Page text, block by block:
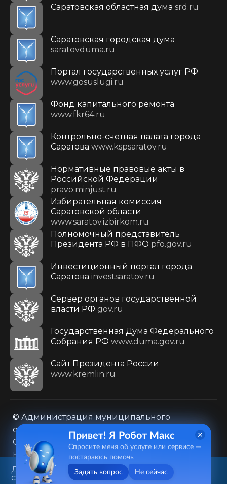
Саратовская областная дума srd.ru
Саратовская городская дума
saratovduma.ru
Портал государственных услуг РФ
www.gosuslugi.ru
Фонд капитального ремонта
www.fkr64.ru
Контрольно-счетная палата города
Саратова www.kspsaratov.ru
Нормативные правовые акты в
Российской Федерации
pravo.minjust.ru
Избирательная комиссия
Саратовской области
www.saratov.izbirkom.ru
Полномочный представитель
Президента РФ в ПФО pfo.gov.ru
Инвестиционный портал города
Саратова investsaratov.ru
Сервер органов государственной
власти РФ gov.ru
Государственная Дума Федерального
Собрания РФ www.duma.gov.ru
Cайт Президента России
www.kremlin.ru
© Администрация муниципального
образования городского округа «Город
Саратов»
Контакты
Карта сайта
Политика в отношении обработки
персональных данных
Данный веб-сайт использует
cookie-файлы в целях
Привет! Я Робот Макс
Спросите меня об услуге или сервисе —
постараюсь помочь
Задать вопрос Не сейчас